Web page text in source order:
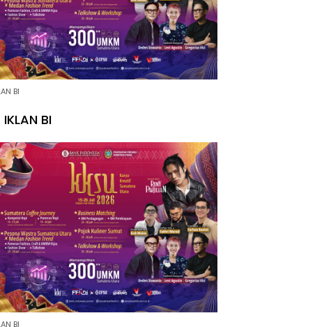
BI
IKLAN BI
BI